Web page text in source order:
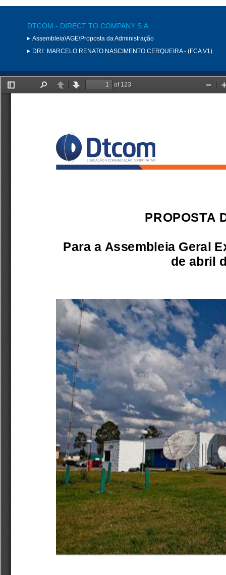
DTCOM - DIRECT TO COMPANY S.A.
Assembleia\AGE\Proposta da Administração
DRI: MARCELO RENATO NASCIMENTO CERQUEIRA - (FCA V1)